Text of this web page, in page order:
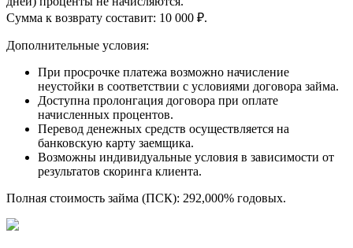
Сумма к возврату составит: 10 000 ₽.
Дополнительные условия:
При просрочке платежа возможно начисление
неустойки в соответствии с условиями договора займа.
Доступна пролонгация договора при оплате
начисленных процентов.
Перевод денежных средств осуществляется на
банковскую карту заемщика.
Возможны индивидуальные условия в зависимости от
результатов скоринга клиента.
Полная стоимость займа (ПСК): 292,000% годовых.